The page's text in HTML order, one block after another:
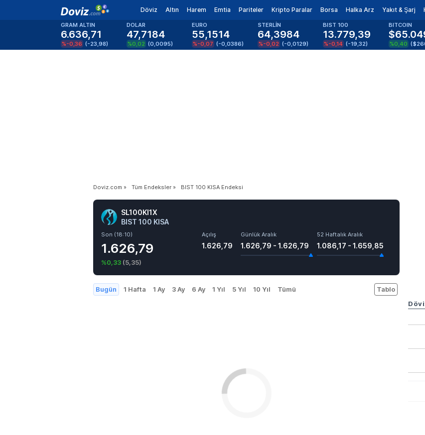
Döviz Altın Harem Emtia Pariteler Kripto Paralar Borsa Halka Arz Yakıt & Şarj
GRAM ALTIN
6.636,71
%-0,36 (-23,98)
DOLAR
47,7184
%0,02 (0,0095)
EURO
55,1514
%-0,07 (-0,0386)
STERLİN
64,3984
%-0,02 (-0,0129)
BIST 100
13.779,39
%-0,14 (-19,32)
BITCOIN
%0,40 (
Doviz.com » Tüm Endeksler » BIST 100 KISA Endeksi
SL100KI1X
BIST 100 KISA
Son (18:10)
1.626,79
%0,33 (5,35)
Açılış
1.626,79
Günlük Aralık
1.626,79 - 1.626,79
52 Haftalık Aralık
1.086,17 - 1.659,85
Bugün 1 Hafta 1 Ay 3 Ay 6 Ay 1 Yıl 5 Yıl 10 Yıl Tümü Tablo